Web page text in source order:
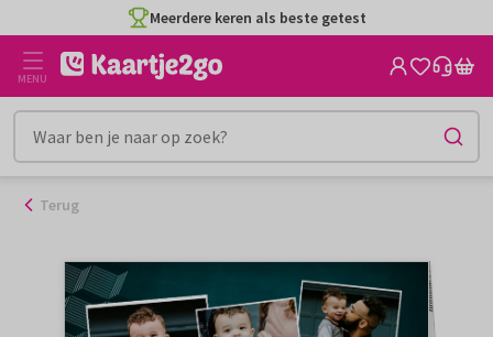
naar
inhoud
Meerdere keren als beste getest
MENU
Terug